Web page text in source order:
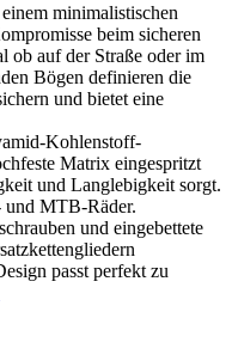
minimalistischen
beim sicheren
ob auf der Straße oder im
Bögen definieren die
und bietet eine
Kohlenstoff-
Matrix eingespritzt
und Langlebigkeit sorgt.
und MTB-Räder.
und eingebettete
passt perfekt zu